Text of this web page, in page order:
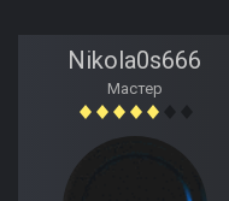
Nikola0s666
Мастер